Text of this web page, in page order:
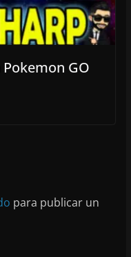
GO
para publicar un